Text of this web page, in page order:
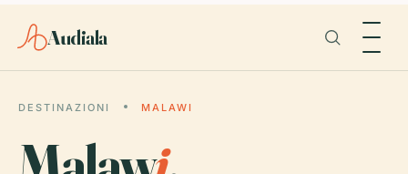
Audiala
DESTINAZIONI MALAWI